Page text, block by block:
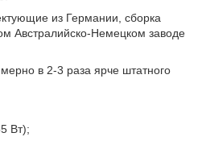
из Германии, сборка
Австралийско-Немецком заводе
в 2-3 раза ярче штатного
Вт);